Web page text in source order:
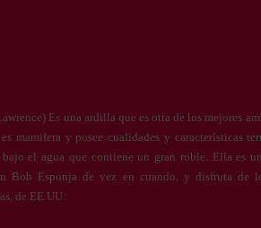
Es una ardilla que es otra de los mejores
mamifera y posee cualidades y características
el agua que contiene un gran roble. Ella es
Bob Esponja de vez en cuando, y disfruta de
de EE.UU.